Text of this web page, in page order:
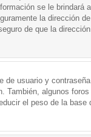
se le brindará
la dirección
de que la
de usuario y
También, algunos
el peso de la